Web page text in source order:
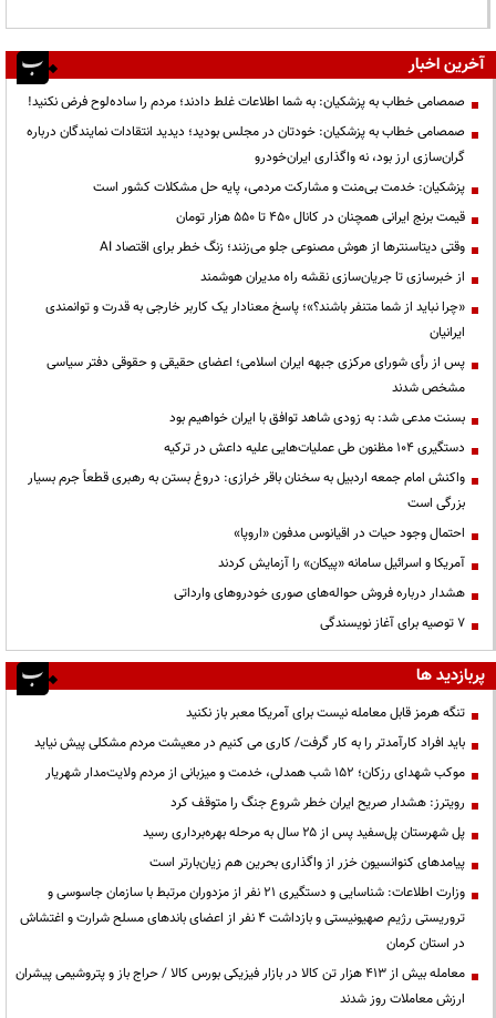
آخرین اخبار
صمصامی خطاب به پزشکیان: به شما اطلاعات غلط دادند؛ مردم را ساده‌لوح فرض نکنید!
صمصامی خطاب به پزشکیان: خودتان در مجلس بودید؛ دیدید انتقادات نمایندگان درباره
گران‌سازی ارز بود، نه واگذاری ایران‌خودرو
پزشکیان: خدمت بی‌منت و مشارکت مردمی، پایه حل مشکلات کشور است
قیمت‌ برنج ایرانی همچنان در کانال ۴۵۰ تا ۵۵۰ هزار تومان
وقتی دیتاسنترها از هوش مصنوعی جلو می‌زنند؛ زنگ خطر برای اقتصاد AI
از خبرسازی تا جریان‌سازی نقشه راه مدیران هوشمند
«چرا نباید از شما متنفر باشند؟»؛ پاسخ معنادار یک کاربر خارجی به قدرت و توانمندی
ایرانیان
پس از رأی شورای مرکزی جبهه ایران اسلامی؛ اعضای حقیقی و حقوقی دفتر سیاسی
مشخص شدند
بسنت مدعی شد: به زودی شاهد توافق با ایران خواهیم بود
دستگیری ۱۰۴ مظنون طی عملیات‌هایی علیه داعش در ترکیه
واکنش امام جمعه اردبیل به سخنان باقر خرازی: دروغ بستن به رهبری قطعاً جرم بسیار
بزرگی است
احتمال وجود حیات در اقیانوس مدفون «اروپا»
آمریکا و اسرائیل سامانه «پیکان» را آزمایش کردند
هشدار درباره فروش حواله‌های صوری خودروهای وارداتی
۷ توصیه برای آغاز نویسندگی
پربازدید ها
تنگه هرمز قابل معامله نیست برای آمریکا معبر باز نکنید
باید افراد کارآمدتر را به کار گرفت/ کاری می کنیم در معیشت مردم مشکلی پیش نیاید
موکب شهدای رزکان؛ ۱۵۲ شب همدلی، خدمت و میزبانی از مردم ولایت‌مدار شهریار
رویترز: هشدار صریح ایران خطر شروع جنگ را متوقف کرد
پل شهرستان پل‌سفید پس از ۲۵ سال به مرحله بهره‌برداری رسید
پیامدهای کنوانسیون خزر از واگذاری بحرین هم زیان‌بارتر است
وزارت اطلاعات: شناسایی و دستگیری ۲۱ نفر از مزدوران مرتبط با سازمان جاسوسی و
تروریستی رژیم صهیونیستی و بازداشت ۴ نفر از اعضای باندهای مسلح شرارت و اغتشاش
در استان کرمان
معامله بیش از ۴۱۳ هزار تن کالا در بازار فیزیکی بورس کالا / حراج باز و پتروشیمی پیشران
ارزش معاملات روز شدند